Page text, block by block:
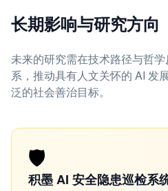
长期影响与研究方向
未来的研究需在技术路径与哲
系，推动具有人文关怀的 AI 发
泛的社会善治目标。
🛡️
积墨 AI 安全隐患巡检系